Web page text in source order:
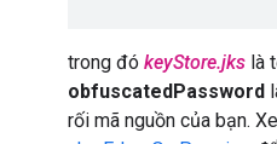
trong đó keyStore.jks là
obfuscatedPassword
rối mã nguồn của bạn.